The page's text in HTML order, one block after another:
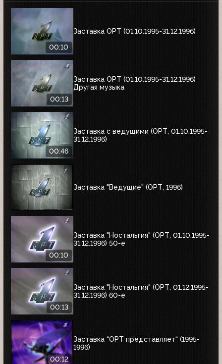
00:10
Заставка ОРТ (01.10.1995-31.12.1996)
00:13
Заставка ОРТ (01.10.1995-31.12.1996)
Другая музыка
00:46
Заставка с ведущими (ОРТ, 01.10.1995-
31.12.1996)
Заставка "Ведущие" (ОРТ, 1996)
00:10
Заставка "Ностальгия" (ОРТ, 01.10.1995-
31.12.1996) 50-е
00:13
Заставка "Ностальгия" (ОРТ, 01.12.1995-
31.12.1996) 60-е
00:12
Заставка “ОРТ представляет“ (1995-
1996)